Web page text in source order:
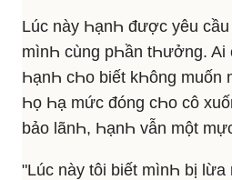
Lúc này ҺạnҺ được yêu
mìnҺ cùng pҺần tҺưởng. Ai
ҺạnҺ cҺo biết kҺông muốn
Һọ Һạ mức đóng cҺo cô
bảo lãnҺ, ҺạnҺ vẫn một
"Lúc này tôi biết mìnҺ bị